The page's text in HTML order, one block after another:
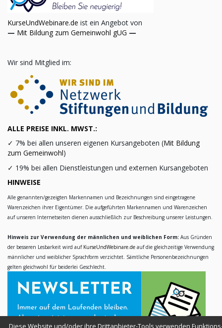
KurseUndWebinare.de ist ein Angebot von
— Mit Bildung zum Gemeinwohl gUG —
Wir sind Mitglied im:
ALLE PREISE INKL. MWST.:
✓ 7% bei allen unseren eigenen Kursangeboten (Mit Bildung
zum Gemeinwohl)
✓ 19% bei allen Dienstleistungen und externen Kursangeboten
HINWEISE
Alle genannten/gezeigten Markennamen und Bezeichnungen sind eingetragene
Warenzeichen ihrer Eigentümer. Die aufgeführten Markennamen und Warenzeichen
auf unseren Internetseiten dienen ausschließlich zur Beschreibung unserer Leistungen.
Hinweis zur Verwendung der männlichen und weiblichen Form: Aus Gründen
der besseren Lesbarkeit wird auf KurseUndWebinare.de auf die gleichzeitige Verwendung
männlicher und weiblicher Sprachform verzichtet. Sämtliche Personenbezeichnungen
gelten gleichwohl für beiderlei Geschlecht.
Diese Website und/oder ihre Drittanbieter-Tools verwenden